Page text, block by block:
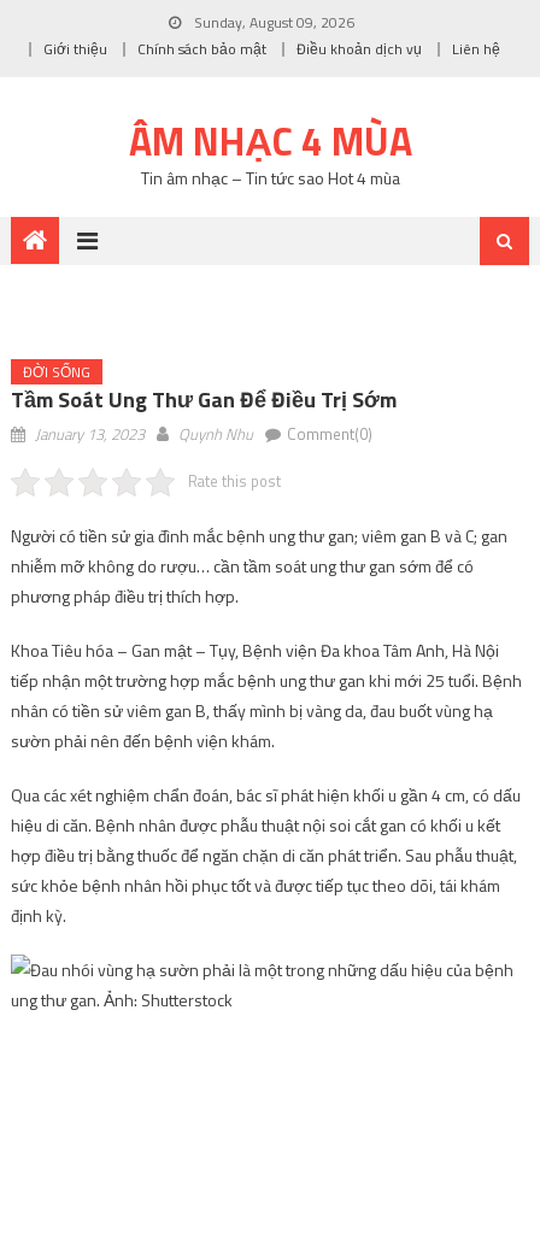
Sunday, August 09, 2026
Giới thiệu
Chính sách bảo mật Điều khoản dịch vụ Liên hệ
ÂM NHẠC 4 MÙA
Tin âm nhạc – Tin tức sao Hot 4 mùa
ĐỜI SỐNG
Tầm Soát Ung Thư Gan Để Điều Trị Sớm
January 13, 2023 Quynh Nhu Comment(0)
Rate this post
Người có tiền sử gia đình mắc bệnh ung thư gan; viêm gan B và C; gan
nhiễm mỡ không do rượu… cần tầm soát ung thư gan sớm để có
phương pháp điều trị thích hợp.
Khoa Tiêu hóa – Gan mật – Tụy, Bệnh viện Đa khoa Tâm Anh, Hà Nội
tiếp nhận một trường hợp mắc bệnh ung thư gan khi mới 25 tuổi. Bệnh
nhân có tiền sử viêm gan B, thấy mình bị vàng da, đau buốt vùng hạ
sườn phải nên đến bệnh viện khám.
Qua các xét nghiệm chẩn đoán, bác sĩ phát hiện khối u gần 4 cm, có dấu
hiệu di căn. Bệnh nhân được phẫu thuật nội soi cắt gan có khối u kết
hợp điều trị bằng thuốc để ngăn chặn di căn phát triển. Sau phẫu thuật,
sức khỏe bệnh nhân hồi phục tốt và được tiếp tục theo dõi, tái khám
định kỳ.